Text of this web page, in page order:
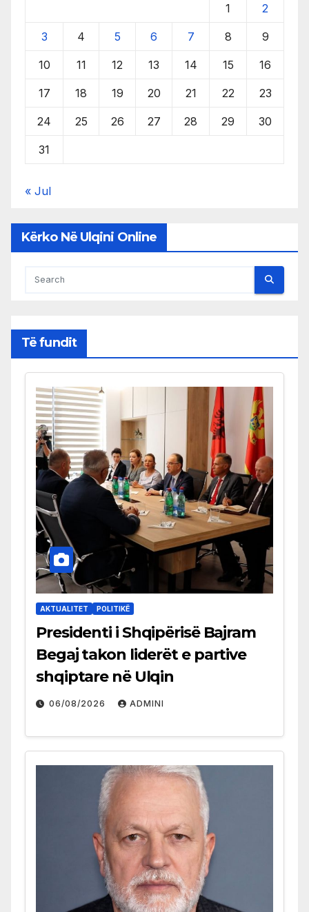
1 2
3 4 5 6 7 8 9
10 11 12 13 14 15 16
17 18 19 20 21 22 23
24 25 26 27 28 29 30
31
« Jul
Kërko Në Ulqini Online
Të fundit
AKTUALITET POLITIKË
Presidenti i Shqipërisë Bajram
Begaj takon liderët e partive
shqiptare në Ulqin
06/08/2026 ADMINI